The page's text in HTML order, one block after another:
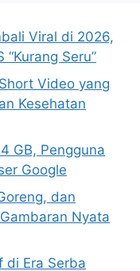
Viral di 2026,
Seru”
Video yang
Kesehatan
GB, Pengguna
Google
dan
Nyata
di Era Serba